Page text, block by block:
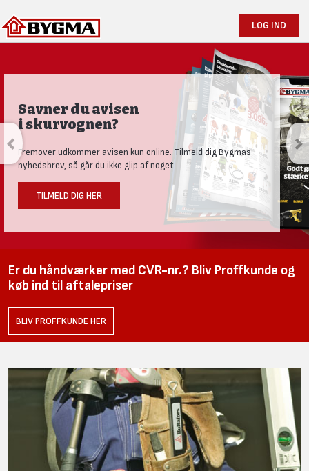
LOG IND
Savner du avisen
i skurvognen?
Fremover udkommer avisen kun online. Tilmeld dig Bygmas
nyhedsbrev, så går du ikke glip af noget.
TILMELD DIG HER
Er du håndværker med CVR-nr.? Bliv Proffkunde og
køb ind til aftalepriser
BLIV PROFFKUNDE HER